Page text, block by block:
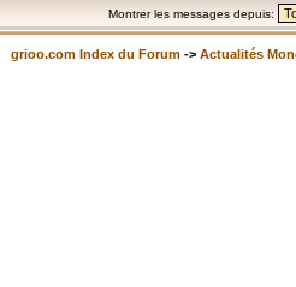
Montrer les messages depuis:
grioo.com Index du Forum -> Actualités